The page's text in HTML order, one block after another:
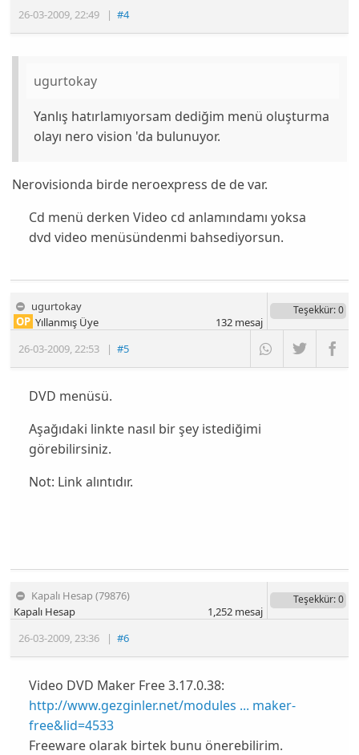
26-03-2009,22:49 |#4
ugurtokay
Yanlış hatırlamıyorsam dediğim menü oluşturma
olayı nero vision 'da bulunuyor.
Nerovisionda birde neroexpress de de var.
Cd menü derken Video cd anlamındamı yoksa
dvd video menüsündenmi bahsediyorsun.
ugurtokay
26-03-2009,22:53 |#5
OP Yıllanmış Üye
Teşekkür: 0
132mesaj
DVD menüsü.
Aşağıdaki linkte nasıl bir şey istediğimi
görebilirsiniz.
Not: Link alıntıdır.
Kapalı Hesap (79876)
26-03-2009,23:36 |#6
Kapalı Hesap
Teşekkür: 0
1,252mesaj
Video DVD Maker Free 3.17.0.38:
http://www.gezginler.net/modules ... maker-
free&lid=4533
Freeware olarak birtek bunu önerebilirim.